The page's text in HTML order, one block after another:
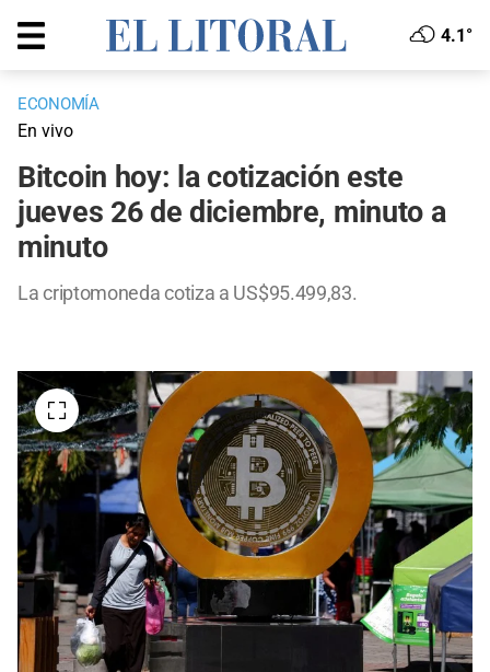
4.1°
ECONOMÍA
En vivo
Bitcoin hoy: la cotización este
jueves 26 de diciembre, minuto a
minuto
La criptomoneda cotiza a US$95.499,83.